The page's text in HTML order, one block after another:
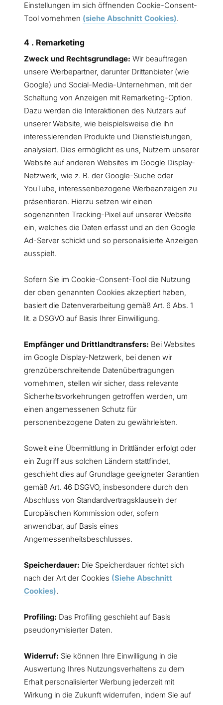
Einstellungen im sich öffnenden Cookie-Consent-
Tool vornehmen (siehe Abschnitt Cookies).
4 . Remarketing
Zweck und Rechtsgrundlage: Wir beauftragen
unsere Werbepartner, darunter Drittanbieter (wie
Google) und Social-Media-Unternehmen, mit der
Schaltung von Anzeigen mit Remarketing-Option.
Dazu werden die Interaktionen des Nutzers auf
unserer Website, wie beispielsweise die ihn
interessierenden Produkte und Dienstleistungen,
analysiert. Dies ermöglicht es uns, Nutzern unserer
Website auf anderen Websites im Google Display-
Netzwerk, wie z. B. der Google-Suche oder
YouTube, interessenbezogene Werbeanzeigen zu
präsentieren. Hierzu setzen wir einen
sogenannten Tracking-Pixel auf unserer Website
ein, welches die Daten erfasst und an den Google
Ad-Server schickt und so personalisierte Anzeigen
ausspielt.
Sofern Sie im Cookie-Consent-Tool die Nutzung
der oben genannten Cookies akzeptiert haben,
basiert die Datenverarbeitung gemäß Art. 6 Abs. 1
lit. a DSGVO auf Basis Ihrer Einwilligung.
Empfänger und Drittlandtransfers: Bei Websites
im Google Display-Netzwerk, bei denen wir
grenzüberschreitende Datenübertragungen
vornehmen, stellen wir sicher, dass relevante
Sicherheitsvorkehrungen getroffen werden, um
einen angemessenen Schutz für
personenbezogene Daten zu gewährleisten.
Soweit eine Übermittlung in Drittländer erfolgt oder
ein Zugriff aus solchen Ländern stattfindet,
geschieht dies auf Grundlage geeigneter Garantien
gemäß Art. 46 DSGVO, insbesondere durch den
Abschluss von Standardvertragsklauseln der
Europäischen Kommission oder, sofern
anwendbar, auf Basis eines
Angemessenheitsbeschlusses.
Speicherdauer: Die Speicherdauer richtet sich
nach der Art der Cookies (Siehe Abschnitt
Cookies).
Profiling: Das Profiling geschieht auf Basis
pseudonymisierter Daten.
Widerruf: Sie können Ihre Einwilligung in die
Auswertung Ihres Nutzungsverhaltens zu dem
Erhalt personalisierter Werbung jederzeit mit
Wirkung in die Zukunft widerrufen, indem Sie auf